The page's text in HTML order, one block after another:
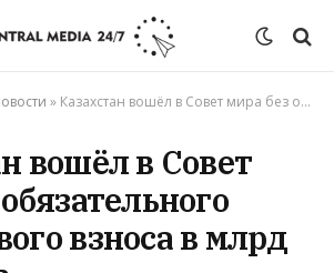
» Казахстан вошёл в Совет мира без обязательного финансового взноса в млрд долларов
вошёл в Совет
взноса в млрд